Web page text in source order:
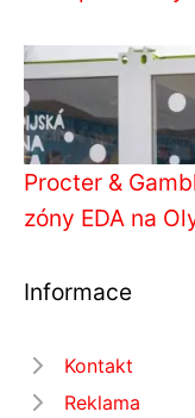
Procter &
zóny EDA na
Informace
Kontakt
Reklama